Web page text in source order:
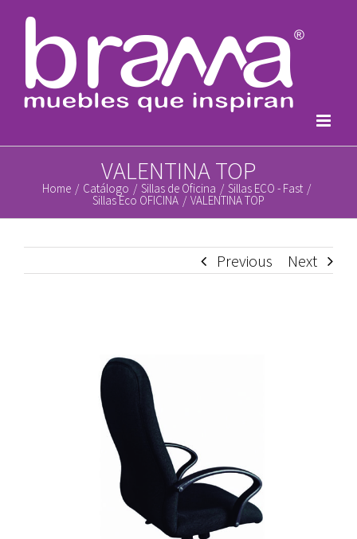
content
VALENTINA TOP
Home / Catálogo / Sillas de Oficina / Sillas ECO - Fast /
Sillas Eco OFICINA / VALENTINA TOP
Previous Next